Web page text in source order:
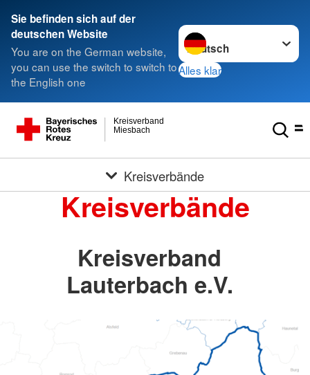
Sie befinden sich auf der
deutschen Website
You are on the German website,
you can use the switch to switch to
the English one
Sprache wechseln zu
Alles klar
Miesbach
Kreisverband
Kreisverbände
Kreisverbände
Kreisverband
Lauterbach e.V.